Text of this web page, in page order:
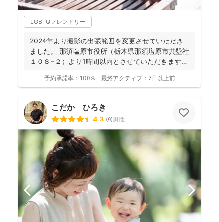
LGBTQフレンドリー
2024年より撮影の出張範囲を変更させていただき
ました。 那須塩原市役所（栃木県那須塩原市共墾社
１０８−２）より1時間以内とさせていただきます。
予約承諾率： 100% 最終アクティブ： 7日以上前
こだか ひろき
4.3 (9)男性